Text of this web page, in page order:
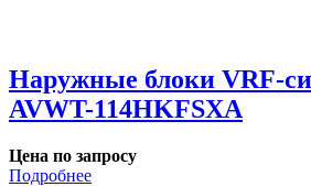
Наружные блоки VRF-
AVWT-114HKFSXA
Цена по запросу
Подробнее